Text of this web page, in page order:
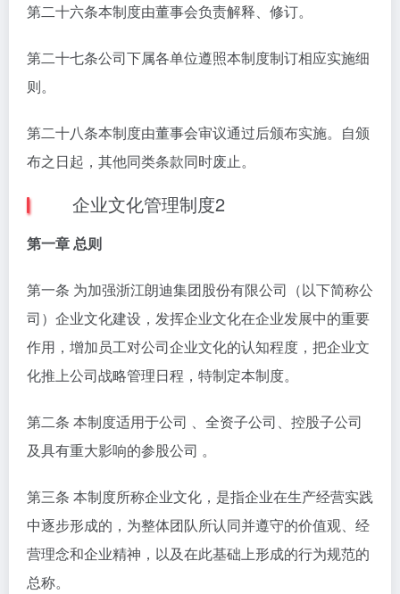
第二十六条本制度由董事会负责解释、修订。
第二十七条公司下属各单位遵照本制度制订相应实施细
则。
第二十八条本制度由董事会审议通过后颁布实施。自颁
布之日起，其他同类条款同时废止。
企业文化管理制度2
第一章 总则
第一条 为加强浙江朗迪集团股份有限公司（以下简称公
司）企业文化建设，发挥企业文化在企业发展中的重要
作用，增加员工对公司企业文化的认知程度，把企业文
化推上公司战略管理日程，特制定本制度。
第二条 本制度适用于公司 、全资子公司、控股子公司
及具有重大影响的参股公司 。
第三条 本制度所称企业文化，是指企业在生产经营实践
中逐步形成的，为整体团队所认同并遵守的价值观、经
营理念和企业精神，以及在此基础上形成的行为规范的
总称。